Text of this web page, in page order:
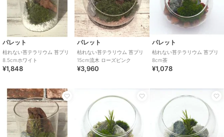
パレット
枯れない苔テラリウム 苔プリ
8.5cmホワイト
¥1,848
パレット
枯れない苔テラリウム 苔プリ
15cm流木 ローズピンク
¥3,960
パレット
枯れない苔テラリウム 苔プリ
8cm茶
¥1,078